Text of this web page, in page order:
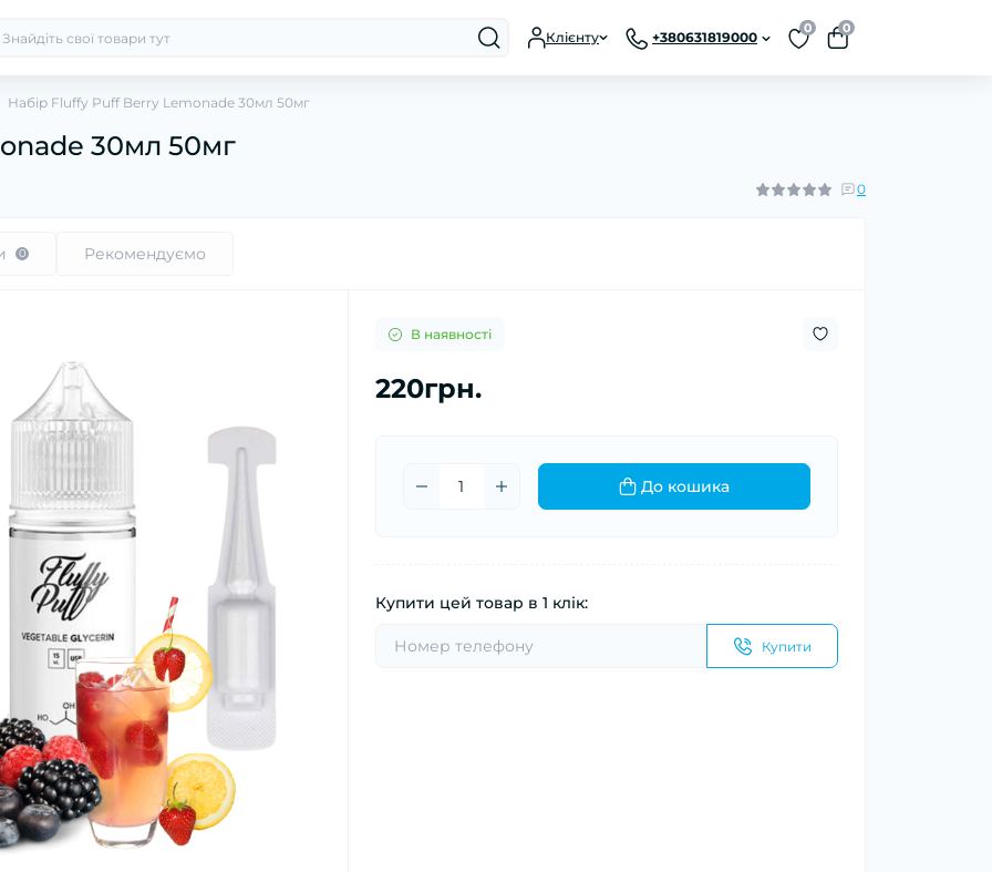
Клієнту +380631819000
0 0
Набір Fluffy Puff Berry Lemonade 30мл 50мг
30мл 50мг
0
0 Рекомендуємо
В наявності
220грн.
До кошика
Купити цей товар в 1 клік:
Купити